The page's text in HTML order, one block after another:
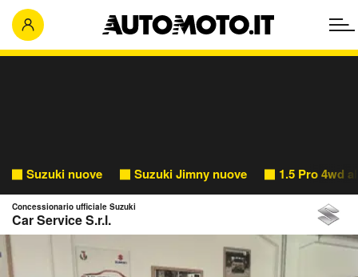
Suzuki nuove Suzuki Jimny nuove 1.5 Pro 4wd
Concessionario ufficiale Suzuki
Car Service S.r.l.